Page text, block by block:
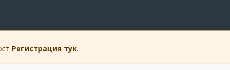
Регистрация тук.